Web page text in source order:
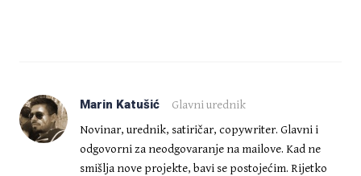
Marin Katušić
Glavni urednik
Novinar, urednik, satiričar, copywriter. Glavni i
odgovorni za neodgovaranje na mailove. Kad ne
smišlja nove projekte, bavi se postojećim. Rijetko